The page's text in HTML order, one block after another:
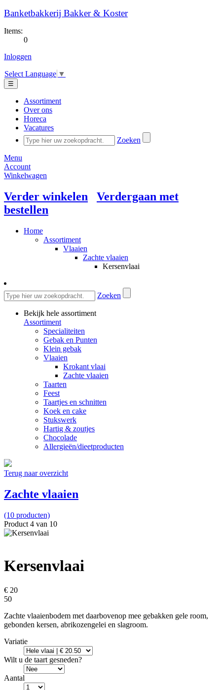
Banketbakkerij Bakker & Koster
Items:
0
Inloggen
Select Language ▼
☰
Assortiment
Over ons
Horeca
Vacatures
Zoeken
Menu
Account
Winkelwagen
Verder winkelen
Verdergaan met
bestellen
Home
Assortiment
Vlaaien
Zachte vlaaien
Kersenvlaai
Zoeken
Bekijk hele assortiment
Assortiment
Specialiteiten
Gebak en Punten
Klein gebak
Vlaaien
Krokant vlaai
Zachte vlaaien
Taarten
Feest
Taartjes en schnitten
Koek en cake
Stukswerk
Hartig & zoutjes
Chocolade
Allergieën/dieetproducten
Terug naar overzicht
Zachte vlaaien
(10 producten)
Product 4 van 10
Kersenvlaai
€ 20
50
Zachte vlaaienbodem met daarbovenop mee gebakken gele room,
gebonden kersen, abrikozengelei en slagroom.
Variatie
Wilt u de taart gesneden?
Aantal